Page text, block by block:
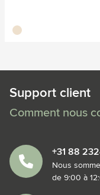
écru
Support client
Comment nous
+31 88
Nous
de 9:00 à